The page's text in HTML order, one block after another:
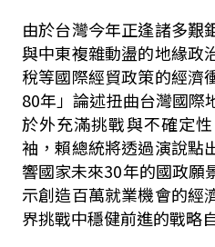
由於台灣今年正逢諸多艱
與中東複雜動盪的地緣政
稅等國際經貿政策的經濟
80年」論述扭曲台灣國際
於外充滿挑戰與不確定
袖，賴總統將透過演說點
響國家未來30年的國政願
示創造百萬就業機會的經
界挑戰中穩健前進的戰略